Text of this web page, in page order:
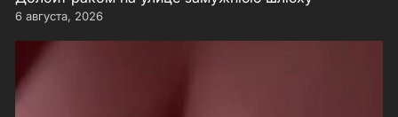
6 августа, 2026